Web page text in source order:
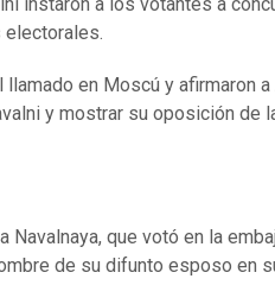
en Moscú y afirmaron
y mostrar su oposición de
Navalnaya, que votó en la
de su difunto esposo en